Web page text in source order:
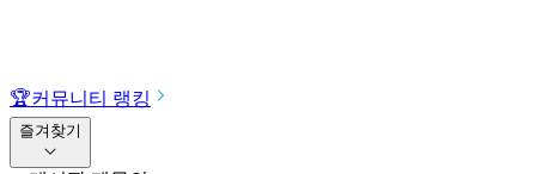
🏆커뮤니티 랭킹
즐겨찾기